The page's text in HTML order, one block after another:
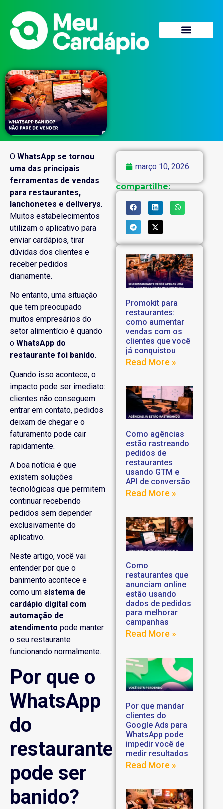
O WhatsApp se tornou
uma das principais
ferramentas de vendas
para restaurantes,
lanchonetes e deliverys.
Muitos estabelecimentos
utilizam o aplicativo para
enviar cardápios, tirar
dúvidas dos clientes e
receber pedidos
diariamente.
No entanto, uma situação
que tem preocupado
muitos empresários do
setor alimentício é quando
o WhatsApp do
restaurante foi banido.
Quando isso acontece, o
impacto pode ser imediato:
clientes não conseguem
entrar em contato, pedidos
deixam de chegar e o
faturamento pode cair
rapidamente.
A boa notícia é que
existem soluções
tecnológicas que permitem
continuar recebendo
pedidos sem depender
exclusivamente do
aplicativo.
Neste artigo, você vai
entender por que o
banimento acontece e
como um sistema de
cardápio digital com
automação de
atendimento pode manter
o seu restaurante
funcionando normalmente.
Por que o
WhatsApp
do
restaurante
pode ser
banido?
março 10, 2026
compartilhe:
Promokit para
restaurantes:
como aumentar
vendas com os
clientes que você
já conquistou
Read More »
Como agências
estão rastreando
pedidos de
restaurantes
usando GTM e
API de conversão
Read More »
Como
restaurantes que
anunciam online
estão usando
dados de pedidos
para melhorar
campanhas
Read More »
Por que mandar
clientes do
Google Ads para
WhatsApp pode
impedir você de
medir resultados
Read More »